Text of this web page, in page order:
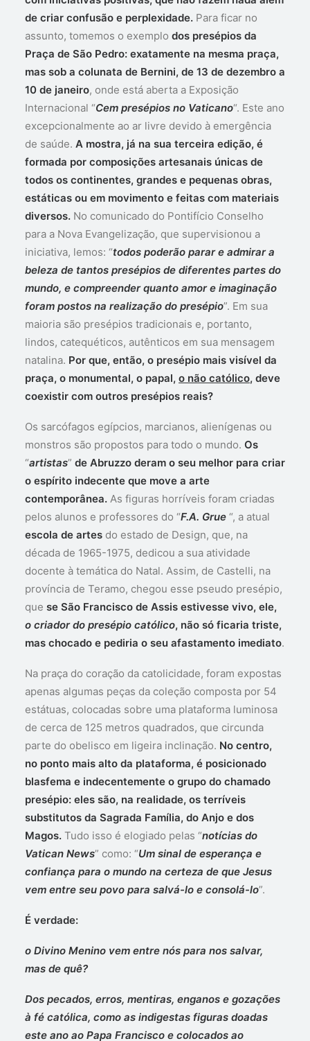
de criar confusão e perplexidade. Para ficar no
assunto, tomemos o exemplo dos presépios da
Praça de São Pedro: exatamente na mesma praça,
mas sob a colunata de Bernini, de 13 de dezembro a
10 de janeiro, onde está aberta a Exposição
Internacional “Cem presépios no Vaticano“. Este ano
excepcionalmente ao ar livre devido à emergência
de saúde. A mostra, já na sua terceira edição, é
formada por composições artesanais únicas de
todos os continentes, grandes e pequenas obras,
estáticas ou em movimento e feitas com materiais
diversos. No comunicado do Pontifício Conselho
para a Nova Evangelização, que supervisionou a
iniciativa, lemos: “todos poderão parar e admirar a
beleza de tantos presépios de diferentes partes do
mundo, e compreender quanto amor e imaginação
foram postos na realização do presépio”. Em sua
maioria são presépios tradicionais e, portanto,
lindos, catequéticos, autênticos em sua mensagem
natalina. Por que, então, o presépio mais visível da
praça, o monumental, o papal, o não católico, deve
coexistir com outros presépios reais?
Os sarcófagos egípcios, marcianos, alienígenas ou
monstros são propostos para todo o mundo. Os
“artistas” de Abruzzo deram o seu melhor para criar
o espírito indecente que move a arte
contemporânea. As figuras horríveis foram criadas
pelos alunos e professores do “F.A. Grue “, a atual
escola de artes do estado de Design, que, na
década de 1965-1975, dedicou a sua atividade
docente à temática do Natal. Assim, de Castelli, na
província de Teramo, chegou esse pseudo presépio,
que se São Francisco de Assis estivesse vivo, ele,
o criador do presépio católico, não só ficaria triste,
mas chocado e pediria o seu afastamento imediato.
Na praça do coração da catolicidade, foram expostas
apenas algumas peças da coleção composta por 54
estátuas, colocadas sobre uma plataforma luminosa
de cerca de 125 metros quadrados, que circunda
parte do obelisco em ligeira inclinação. No centro,
no ponto mais alto da plataforma, é posicionado
blasfema e indecentemente o grupo do chamado
presépio: eles são, na realidade, os terríveis
substitutos da Sagrada Família, do Anjo e dos
Magos. Tudo isso é elogiado pelas “notícias do
Vatican News” como: “Um sinal de esperança e
confiança para o mundo na certeza de que Jesus
vem entre seu povo para salvá-lo e consolá-lo”.
É verdade:
o Divino Menino vem entre nós para nos salvar,
mas de quê?
Dos pecados, erros, mentiras, enganos e gozações
à fé católica, como as indigestas figuras doadas
este ano ao Papa Francisco e colocados ao